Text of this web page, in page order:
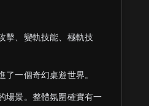
擊、變軌技能、極軌技
一個奇幻桌遊世界。
場景。整體氛圍確實有一